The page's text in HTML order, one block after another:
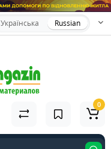
Українська Russian
0